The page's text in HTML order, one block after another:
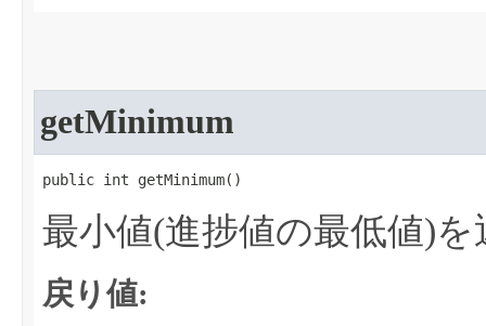
getMinimum
public int getMinimum​()
最小値(進捗値の最低値)
戻り値: